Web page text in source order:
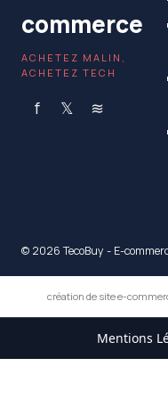
commerce
ACHETEZ MALIN,
ACHETEZ TECH
f 𝕏 ≋
© 2026 TecoBuy - E-
création de site e-
Mentions